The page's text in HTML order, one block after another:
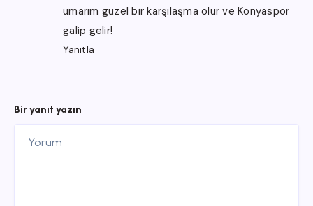
umarım güzel bir karşılaşma olur ve Konyaspor
galip gelir!
Yanıtla
Bir yanıt yazın